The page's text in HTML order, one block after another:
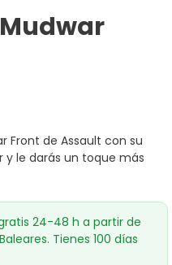
Front de Assault con su
y le darás un toque más
24-48 h a partir de
Tienes 100 días